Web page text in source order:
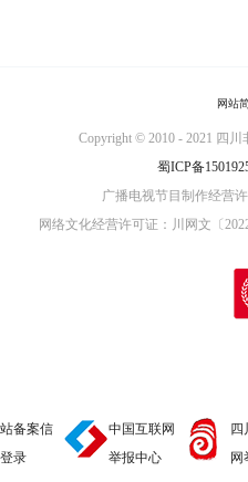
网站
Copyright © 2010 - 2021 四
蜀ICP备
广播电视节目制作经营
网络文化经营许可证：川网文〔
备案信
录
中国互联网
举报中心
四
网